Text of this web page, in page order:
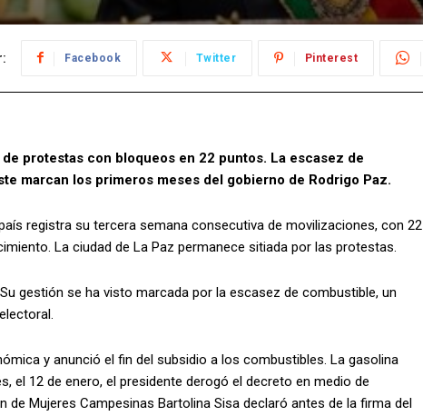
Facebook Twitter Pinterest
protestas con bloqueos en 22 puntos. La escasez de
marcan los primeros meses del gobierno de Rodrigo Paz.
registra su tercera semana consecutiva de movilizaciones, con 22
La ciudad de La Paz permanece sitiada por las protestas.
gestión se ha visto marcada por la escasez de combustible, un
y anunció el fin del subsidio a los combustibles. La gasolina
el 12 de enero, el presidente derogó el decreto en medio de
Mujeres Campesinas Bartolina Sisa declaró antes de la firma del